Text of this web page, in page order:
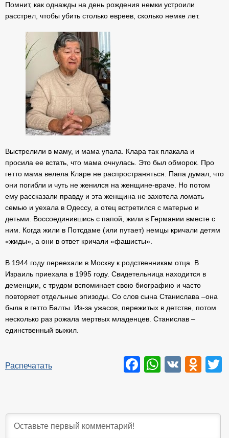
Помнит, как однажды на день рождения немки устроили
расстрел, чтобы убить столько евреев, сколько немке лет.
Выстрелили в маму, и мама упала. Клара так плакала и
просила ее встать, что мама очнулась. Это был обморок. Про
гетто мама велела Кларе не распространяться. Папа думал, что
они погибли и чуть не женился на женщине-враче. Но потом
ему рассказали правду и эта женщина не захотела ломать
семью и уехала в Одессу, а отец встретился с матерью и
детьми. Воссоединившись с папой, жили в Германии вместе с
ним. Когда жили в Потсдаме (или путает) немцы кричали детям
«жиды», а они в ответ кричали «фашисты».
В 1944 году переехали в Москву к родственникам отца. В
Израиль приехала в 1995 году. Свидетельница находится в
деменции, с трудом вспоминает свою биографию и часто
повторяет отдельные эпизоды. Со слов сына Станислава –она
была в гетто Балты. Из-за ужасов, пережитых в детстве, потом
несколько раз рожала мертвых младенцев. Станислав –
единственный выжил.
Распечатать Facebook
VK